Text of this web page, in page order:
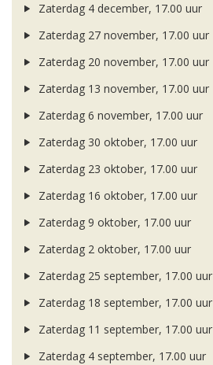
Zaterdag 4 december, 17.00 uur
Zaterdag 27 november, 17.00 uur
Zaterdag 20 november, 17.00 uur
Zaterdag 13 november, 17.00 uur
Zaterdag 6 november, 17.00 uur
Zaterdag 30 oktober, 17.00 uur
Zaterdag 23 oktober, 17.00 uur
Zaterdag 16 oktober, 17.00 uur
Zaterdag 9 oktober, 17.00 uur
Zaterdag 2 oktober, 17.00 uur
Zaterdag 25 september, 17.00 uur
Zaterdag 18 september, 17.00 uur
Zaterdag 11 september, 17.00 uur
Zaterdag 4 september, 17.00 uur